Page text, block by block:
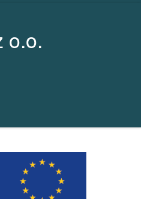
o.o.